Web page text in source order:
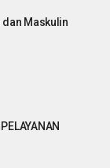
dan Maskulin